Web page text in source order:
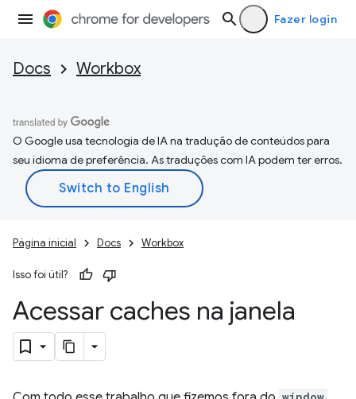
Fazer login
Docs Workbox
O Google usa tecnologia de IA na tradução de conteúdos para
seu idioma de preferência. As traduções com IA podem ter erros.
Página inicial Docs Workbox
Isso foi útil?
Acessar caches na janela